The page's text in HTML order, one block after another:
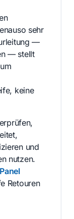
sehr
—
— stellt
keine
und
nutzen.
Retouren